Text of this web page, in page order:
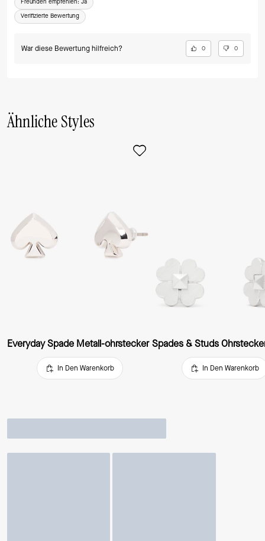
Verifizierte Bewertung
War diese Bewertung hilfreich? 0 0
Ähnliche Styles
Everyday Spade Metall-ohrstecker
In Den Warenkorb
Spades & Studs
In Den Warenkorb